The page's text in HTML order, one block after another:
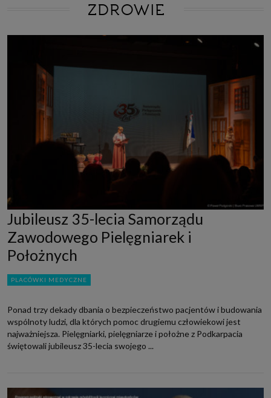
ZDROWIE
Jubileusz 35-lecia Samorządu
Zawodowego Pielęgniarek i
Położnych
PLACÓWKI MEDYCZNE
Ponad trzy dekady dbania o bezpieczeństwo pacjentów i budowania
wspólnoty ludzi, dla których pomoc drugiemu człowiekowi jest
najważniejsza. Pielęgniarki, pielęgniarze i położne z Podkarpacia
świętowali jubileusz 35-lecia swojego ...